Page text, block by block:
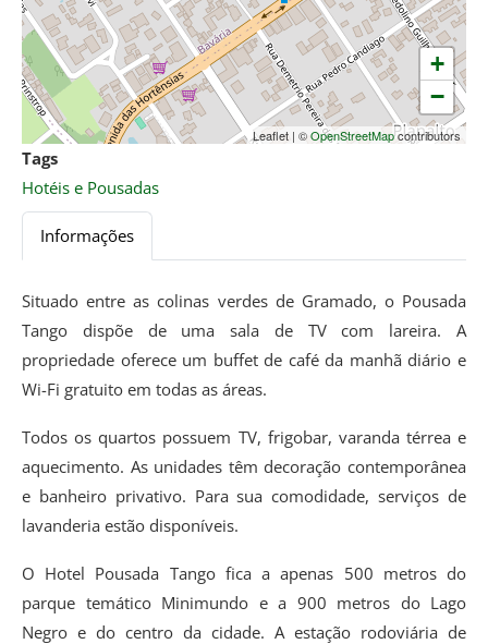
+
−
Leaflet | ©OpenStreetMapcontributors
Tags
Hotéis e Pousadas
Informações
Situado entre as colinas verdes de Gramado, o Pousada
Tango dispõe de uma sala de TV com lareira. A
propriedade oferece um buffet de café da manhã diário e
Wi-Fi gratuito em todas as áreas.
Todos os quartos possuem TV, frigobar, varanda térrea e
aquecimento. As unidades têm decoração contemporânea
e banheiro privativo. Para sua comodidade, serviços de
lavanderia estão disponíveis.
O Hotel Pousada Tango fica a apenas 500 metros do
parque temático Minimundo e a 900 metros do Lago
Negro e do centro da cidade. A estação rodoviária de